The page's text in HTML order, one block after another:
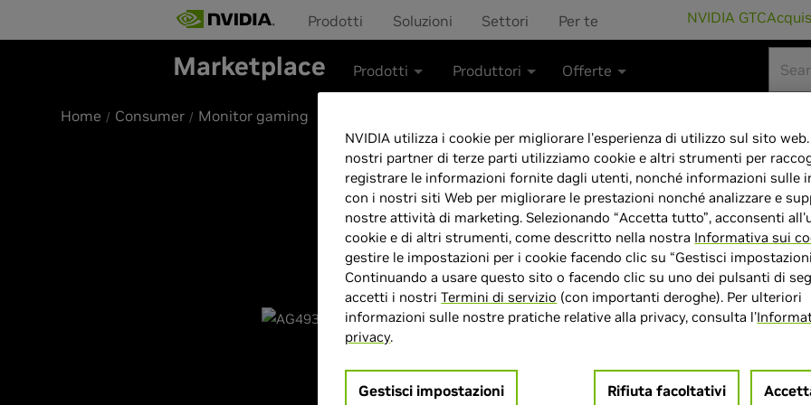
Prodotti Soluzioni Settori Per te NVIDIA GTC
Marketplace Prodotti Produttori Offerte
Home Consumer Monitor gaming
AG493QCX
> Display :
> di 46 pollici"|
NVIDIA utilizza i cookie per migliorare l'esperienza di utilizzo sul sito
nostri partner di terze parti utilizziamo cookie e altri strumenti per
registrare le informazioni fornite dagli utenti, nonché informazioni sulle
con i nostri siti Web per migliorare le prestazioni nonché analizzare e
nostre attività di marketing. Selezionando “Accetta tutto”, acconsenti
cookie e di altri strumenti, come descritto nella nostra Informativa sui
gestire le impostazioni per i cookie facendo clic su “Gestisci
Continuando a usare questo sito o facendo clic su uno dei pulsanti di
accetti i nostriTermini di servizio (con importanti deroghe). Per ulteriori
informazioni sulle nostre pratiche relative alla privacy, consulta l'
privacy.
Gestisci impostazioni Rifiuta facoltativi